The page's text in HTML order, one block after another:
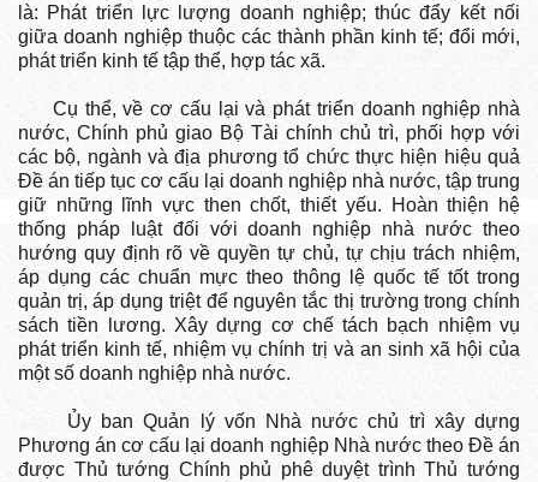
là: Phát triển lực lượng doanh nghiệp; thúc đẩy kết nối
giữa doanh nghiệp thuộc các thành phần kinh tế; đổi mới,
phát triển kinh tế tập thể, hợp tác xã.
Cụ thể, về cơ cấu lại và phát triển doanh nghiệp nhà
nước, Chính phủ giao Bộ Tài chính chủ trì, phối hợp với
các bộ, ngành và địa phương tổ chức thực hiện hiệu quả
Đề án tiếp tục cơ cấu lại doanh nghiệp nhà nước, tập trung
giữ những lĩnh vực then chốt, thiết yếu. Hoàn thiện hệ
thống pháp luật đối với doanh nghiệp nhà nước theo
hướng quy định rõ về quyền tự chủ, tự chịu trách nhiệm,
áp dụng các chuẩn mực theo thông lệ quốc tế tốt trong
quản trị, áp dụng triệt để nguyên tắc thị trường trong chính
sách tiền lương. Xây dựng cơ chế tách bạch nhiệm vụ
phát triển kinh tế, nhiệm vụ chính trị và an sinh xã hội của
một số doanh nghiệp nhà nước.
Ủy ban Quản lý vốn Nhà nước chủ trì xây dựng
Phương án cơ cấu lại doanh nghiệp Nhà nước theo Đề án
được Thủ tướng Chính phủ phê duyệt trình Thủ tướng